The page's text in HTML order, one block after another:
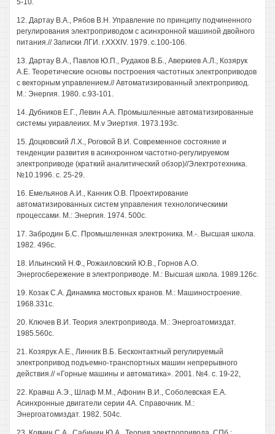
5-10.
12. Дартау В.А., Рябов В.Н. Управление по принципу подчиненного
регулирования электроприводом с асинхронной машиной двойного
питания.// Записки ЛГИ. r.XXXIV. 1979. с.100-106.
13. Дартау В.А., Павлов Ю.П., Рудаков В.Б., Аверкиев А.Л., Козярук
А.Е. Теоретические основы построения частотных электроприводов
с векторным управлением.// Автоматизированный электропривод.
М.: Энергия. 1980. с.93-101.
14. Дубников Е.Г., Левин A.A. Промышленные автоматизированные
системы уиравлеиих. M.v Эиертия. 1973.193с.
15. Доцковский Л.Х., Роговой В.И. Современное состояние и
тенденции развития в асинхронном частотно-регулируемом
электроприводе (краткий аналитический обзор)//Электротехника.
№10.1996. с. 25-29.
16. Емельянов А.И., Канник О.В. Проектирование
автоматизированных систем управления технологическими
процессами. М.: Энергия. 1974. 500с.
17. Забродин Б.С. Промышленная электроника. М.-. Высшая школа.
1982. 496с.
18. Ильинский Н.Ф., Рожаиловский Ю.В., Горнов А.О.
Энергосбережение в электроприводе. М.: Высшая школа. 1989.126с.
19. Козак С.А. Динамика мостовых кранов. М.: Машиностроение.
1968.331с.
20. Ключев В.И. Теория электропривода. М.: Энергоатомиздат.
1985.560с.
21. Козярук А.Е., Линник В.Б. Бесконтактный регулируемый
электропривод подъемно-транспортных машин непрерывного
действия.// «Горные машины и автоматика». 2001. №4. с. 19-22,
22. Кравчш А.Э., Шлаф М.М., Афонин В.И., Соболевская Е.А.
Асинхронные двигатели серии 4А. Справочник. М.:
Энергоатомиздат. 1982. 504с.